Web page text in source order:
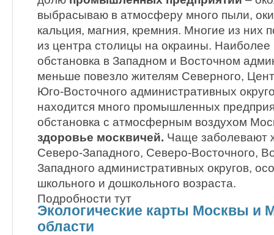
выбрасываю в атмосферу много пыли,
кальция, магния, кремния. Многие из них
из центра столицы на окраины. Наиболее
обстановка в Западном и Восточном
меньше повезло жителям Северного,
Юго-Восточного административных
находится много промышленных
обстановка с атмосферным воздухом
здоровье москвичей. Чаще заболевают
Северо-Западного, Северо-Восточного,
Западного административных округов,
школьного и дошкольного возраста.
Подробности тут
Экологические карты Москвы и
области